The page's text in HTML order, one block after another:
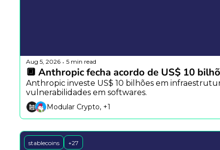
Aug 5, 2026 • 5 min read
🔲 Anthropic fecha acordo de US$ 10
Anthropic investe US$ 10 bilhões em
vulnerabilidades em softwares.
Modular Crypto, +1
stablecoins +27